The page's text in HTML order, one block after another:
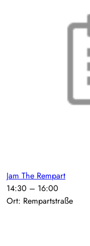
Jam The Rempart
14:30 – 16:00
Ort: Rempartstraße